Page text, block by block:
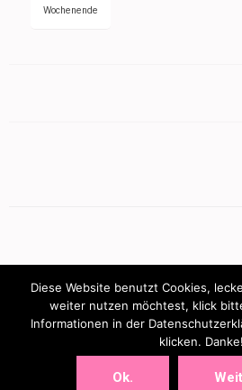
Wochenende
Diese Website benutzt Cookies,
weiter nutzen möchtest, klick
Informationen in der
klicken. Danke!
Ok.